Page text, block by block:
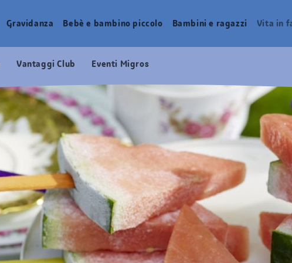
Gravidanza Bebè e bambino piccolo Bambini e ragazzi Vita in
Vantaggi Club Eventi Migros